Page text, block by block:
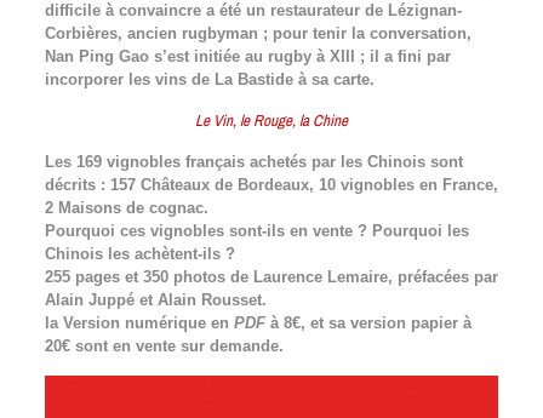
difficile à convaincre a été un restaurateur de Lézignan-
Corbières, ancien rugbyman ; pour tenir la conversation,
Nan Ping Gao s’est initiée au rugby à XIII ; il a fini par
incorporer les vins de La Bastide à sa carte.
Le Vin, le Rouge, la Chine
Les 169 vignobles français achetés par les Chinois sont
décrits : 157 Châteaux de Bordeaux, 10 vignobles en France,
2 Maisons de cognac.
Pourquoi ces vignobles sont-ils en vente ? Pourquoi les
Chinois les achètent-ils ?
255 pages et 350 photos de Laurence Lemaire, préfacées par
Alain Juppé et Alain Rousset.
la Version numérique en PDFà 8€, et sa version papier à
20€ sont en vente sur demande.